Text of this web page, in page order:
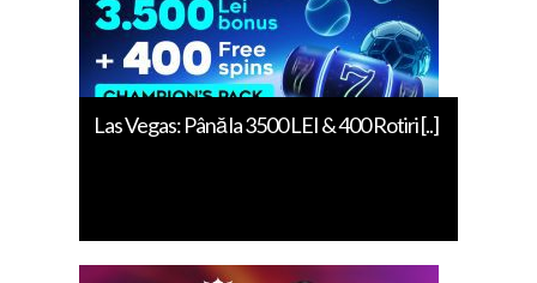
Las Vegas: Până la 3500 LEI & 400 Rotiri [..]